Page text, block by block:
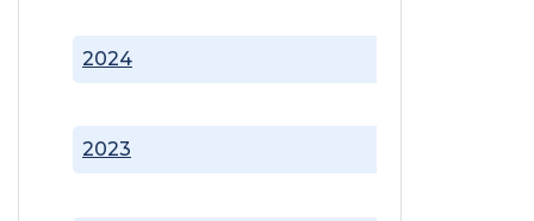
2023
2024